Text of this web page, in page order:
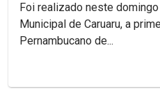
Foi realizado neste
Municipal de Caruaru, a
Pernambucano de...